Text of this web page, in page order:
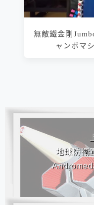
無敵鐵金剛
ャンボマ
相連文章
地球防衛